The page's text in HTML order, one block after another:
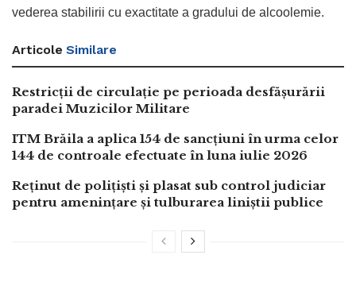
vederea stabilirii cu exactitate a gradului de alcoolemie.
Articole Similare
Restricții de circulație pe perioada desfășurării
paradei Muzicilor Militare
ITM Brăila a aplica 154 de sancțiuni în urma celor
144 de controale efectuate în luna iulie 2026
Reținut de polițiști și plasat sub control judiciar
pentru amenințare și tulburarea liniștii publice